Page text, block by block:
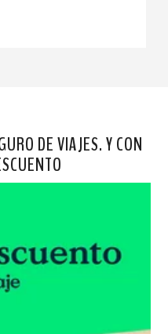
DE VIAJES. Y CON